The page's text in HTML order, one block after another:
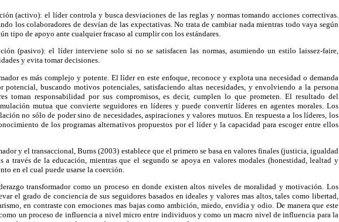
(activo): el líder controla y busca desviaciones de las reglas y normas tomando acciones correctivas.
los colaboradores de desvían de las expectativas. No trata de cambiar nada mientras todo vaya según
tipo de apoyo ante cualquier fracaso al cumplir con los estándares.
(pasivo): el líder interviene solo si no se satisfacen las normas, asumiendo un estilo laissez-faire,
y evita tomar decisiones.
es más complejo y potente. El líder en este enfoque, reconoce y explota una necesidad o demanda
potencial, buscando motivos potenciales, satisfaciendo altas necesidades, y envolviendo a la persona
toman responsabilidad por sus compromisos, es decir, cumplen lo que prometen. El resultado del
mutua que convierte seguidores en líderes y puede convertir líderes en agentes morales. Los
no sólo de poder sino de necesidades, aspiraciones y valores mutuos. En respuesta a los líderes, los
de los programas alternativos propuestos por el líder y la capacidad para escoger entre ellos
y el transaccional, Burns (2003) establece que el primero se basa en valores finales (justicia, igualdad
a través de la educación, mientras que el segundo se apoya en valores modales (honestidad, lealtad y
en el cual puede usarse la coerción.
transformador como un proceso en donde existen altos niveles de moralidad y motivación. Los
el grado de conciencia de sus seguidores basados en ideales y valores mas altos, tales como libertad,
en contraste con emociones mas bajas como ambición, miedo, envidia y odio. De manera que este
un proceso de influencia a nivel micro entre individuos y como un macro nivel de influencia para la